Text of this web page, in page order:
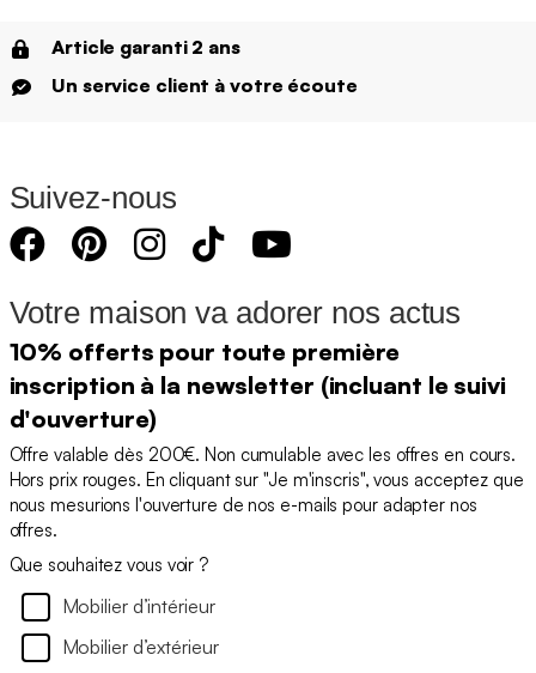
Article garanti 2 ans
Un service client à votre écoute
Suivez-nous
Votre maison va adorer nos actus
10% offerts pour toute première
inscription à la newsletter (incluant le suivi
d'ouverture)
Offre valable dès 200€. Non cumulable avec les offres en cours.
Hors prix rouges. En cliquant sur "Je m'inscris", vous acceptez que
nous mesurions l'ouverture de nos e-mails pour adapter nos
offres.
Que souhaitez vous voir ?
Mobilier d’intérieur
Mobilier d’extérieur